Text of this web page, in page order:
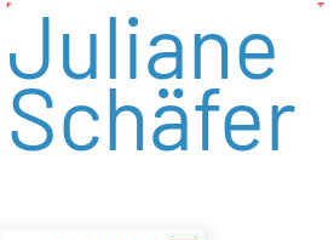
zum
Juliane
Schäfer